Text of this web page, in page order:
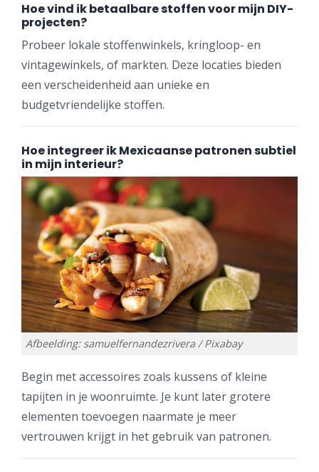
Hoe vind ik betaalbare stoffen voor mijn DIY-
projecten?
Probeer lokale stoffenwinkels, kringloop- en
vintagewinkels, of markten. Deze locaties bieden
een verscheidenheid aan unieke en
budgetvriendelijke stoffen.
Hoe integreer ik Mexicaanse patronen subtiel
in mijn interieur?
Afbeelding: samuelfernandezrivera / Pixabay
Begin met accessoires zoals kussens of kleine
tapijten in je woonruimte. Je kunt later grotere
elementen toevoegen naarmate je meer
vertrouwen krijgt in het gebruik van patronen.